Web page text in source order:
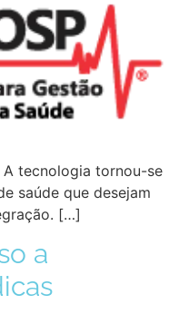
A tecnologia tornou-se
saúde que desejam
[…]
a